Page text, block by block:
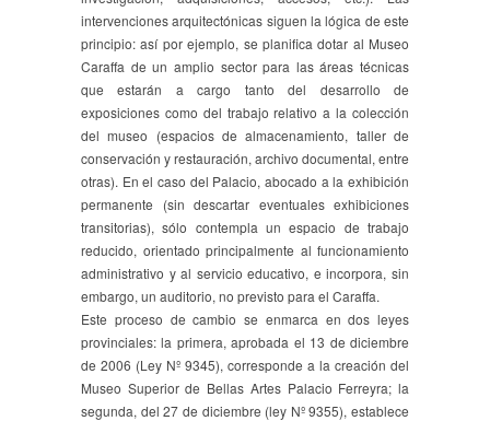
intervenciones arquitectónicas siguen la lógica de este
principio: así por ejemplo, se planifica dotar al Museo
Caraffa de un amplio sector para las áreas técnicas
que estarán a cargo tanto del desarrollo de
exposiciones como del trabajo relativo a la colección
del museo (espacios de almacenamiento, taller de
conservación y restauración, archivo documental, entre
otras). En el caso del Palacio, abocado a la exhibición
permanente (sin descartar eventuales exhibiciones
transitorias), sólo contempla un espacio de trabajo
reducido, orientado principalmente al funcionamiento
administrativo y al servicio educativo, e incorpora, sin
embargo, un auditorio, no previsto para el Caraffa.
Este proceso de cambio se enmarca en dos leyes
provinciales: la primera, aprobada el 13 de diciembre
de 2006 (Ley Nº 9345), corresponde a la creación del
Museo Superior de Bellas Artes Palacio Ferreyra; la
segunda, del 27 de diciembre (ley Nº 9355), establece